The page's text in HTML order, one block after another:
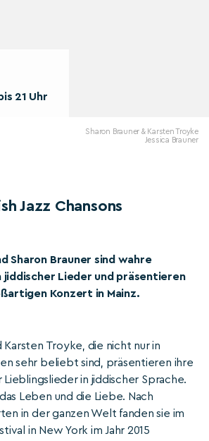
21 Uhr
Sharon Brauner & Karsten Troyke
Jessica Brauner
Jazz Chansons
Sharon Brauner sind wahre
Lieder und präsentieren
Konzert in Mainz.
Karsten Troyke, die nicht nur in
sehr beliebt sind, präsentieren ihre
Lieblingslieder in jiddischer Sprache.
Leben und die Liebe. Nach
in der ganzen Welt fanden sie im
in New York im Jahr 2015